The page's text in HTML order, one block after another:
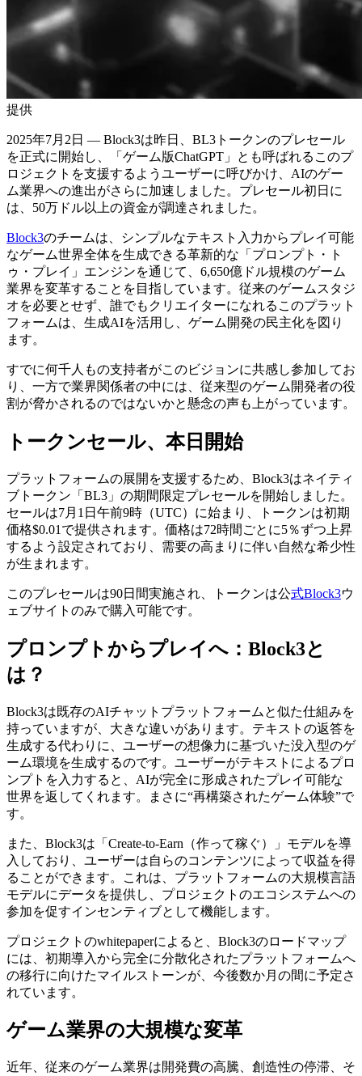
提供
2025年7月2日 — Block3は昨日、BL3トークンのプレセール
を正式に開始し、「ゲーム版ChatGPT」とも呼ばれるこのプ
ロジェクトを支援するようユーザーに呼びかけ、AIのゲー
ム業界への進出がさらに加速しました。プレセール初日に
は、50万ドル以上の資金が調達されました。
Block3のチームは、シンプルなテキスト入力からプレイ可能
なゲーム世界全体を生成できる革新的な「プロンプト・ト
ゥ・プレイ」エンジンを通じて、6,650億ドル規模のゲーム
業界を変革することを目指しています。従来のゲームスタジ
オを必要とせず、誰でもクリエイターになれるこのプラット
フォームは、生成AIを活用し、ゲーム開発の民主化を図り
ます。
すでに何千人もの支持者がこのビジョンに共感し参加してお
り、一方で業界関係者の中には、従来型のゲーム開発者の役
割が脅かされるのではないかと懸念の声も上がっています。
トークンセール、本日開始
プラットフォームの展開を支援するため、Block3はネイティ
ブトークン「BL3」の期間限定プレセールを開始しました。
セールは7月1日午前9時（UTC）に始まり、トークンは初期
価格$0.01で提供されます。価格は72時間ごとに5％ずつ上昇
するよう設定されており、需要の高まりに伴い自然な希少性
が生まれます。
このプレセールは90日間実施され、トークンは公式Block3ウ
ェブサイトのみで購入可能です。
プロンプトからプレイへ：Block3と
は？
Block3は既存のAIチャットプラットフォームと似た仕組みを
持っていますが、大きな違いがあります。テキストの返答を
生成する代わりに、ユーザーの想像力に基づいた没入型のゲ
ーム環境を生成するのです。ユーザーがテキストによるプロ
ンプトを入力すると、AIが完全に形成されたプレイ可能な
世界を返してくれます。まさに“再構築されたゲーム体験”で
す。
また、Block3は「Create-to-Earn（作って稼ぐ）」モデルを導
入しており、ユーザーは自らのコンテンツによって収益を得
ることができます。これは、プラットフォームの大規模言語
モデルにデータを提供し、プロジェクトのエコシステムへの
参加を促すインセンティブとして機能します。
プロジェクトのwhitepaperによると、Block3のロードマップ
には、初期導入から完全に分散化されたプラットフォームへ
の移行に向けたマイルストーンが、今後数か月の間に予定さ
れています。
ゲーム業界の大規模な変革
近年、従来のゲーム業界は開発費の高騰、創造性の停滞、そ